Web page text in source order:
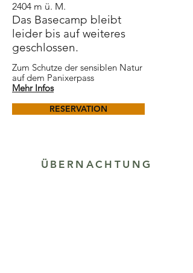
2404 m ü. M.
Das Basecamp bleibt
leider bis auf weiteres
geschlossen.
Zum Schutze der sensiblen Natur
auf dem Panixerpass
Mehr Infos
RESERVATION
ÜBERNACHTUNG